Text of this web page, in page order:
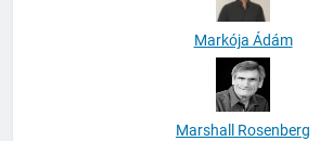
Markója Ádám
Marshall Rosenberg